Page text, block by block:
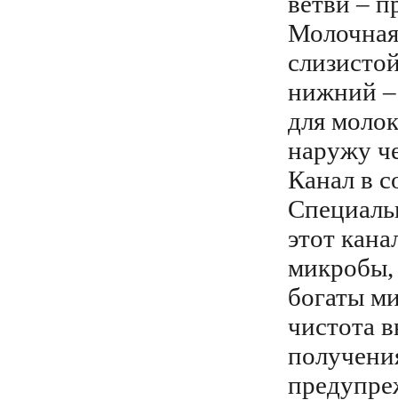
нижний –
для
наружу
Канал в
этот
микробы,
богаты
чистота